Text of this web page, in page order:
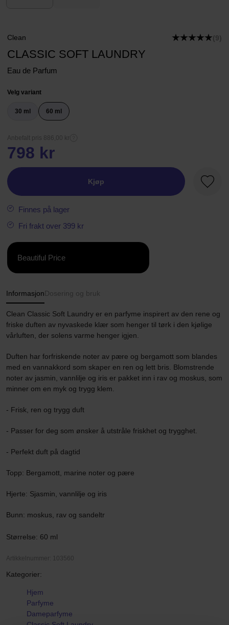
Clean (9)
CLASSIC SOFT LAUNDRY
Eau de Parfum
Velg variant
30 ml 60 ml
Anbefalt pris 886,00 kr
798 kr
Kjøp
Finnes på lager
Fri frakt over 399 kr
Beautiful Price
InformasjonDosering og bruk
Clean Classic Soft Laundry er en parfyme inspirert av den rene og
friske duften av nyvaskede klær som henger til tørk i den kjølige
vårluften, der solens varme henger igjen.
Duften har forfriskende noter av pære og bergamott som blandes
med en vannakkord som skaper en ren og lett bris. Blomstrende
noter av jasmin, vannlilje og iris er pakket inn i rav og moskus, som
minner om en myk og trygg klem.
- Frisk, ren og trygg duft
- Passer for deg som ønsker å utstråle friskhet og trygghet.
- Perfekt duft på dagtid
Topp: Bergamott, marine noter og pære
Hjerte: Sjasmin, vannlilje og iris
Bunn: moskus, rav og sandeltr
Størrelse: 60 ml
Artikkelnummer: 103560
Kategorier:
Hjem
Parfyme
Dameparfyme